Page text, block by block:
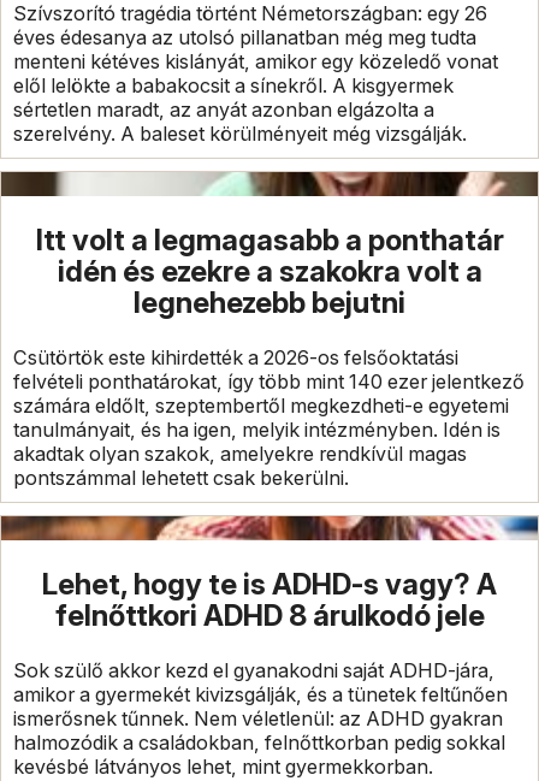
Szívszorító tragédia történt Németországban: egy 26
éves édesanya az utolsó pillanatban még meg tudta
menteni kétéves kislányát, amikor egy közeledő vonat
elől lelökte a babakocsit a sínekről. A kisgyermek
sértetlen maradt, az anyát azonban elgázolta a
szerelvény. A baleset körülményeit még vizsgálják.
Itt volt a legmagasabb a ponthatár
idén és ezekre a szakokra volt a
legnehezebb bejutni
Csütörtök este kihirdették a 2026-os felsőoktatási
felvételi ponthatárokat, így több mint 140 ezer jelentkező
számára eldőlt, szeptembertől megkezdheti-e egyetemi
tanulmányait, és ha igen, melyik intézményben. Idén is
akadtak olyan szakok, amelyekre rendkívül magas
pontszámmal lehetett csak bekerülni.
Lehet, hogy te is ADHD-s vagy? A
felnőttkori ADHD 8 árulkodó jele
Sok szülő akkor kezd el gyanakodni saját ADHD-jára,
amikor a gyermekét kivizsgálják, és a tünetek feltűnően
ismerősnek tűnnek. Nem véletlenül: az ADHD gyakran
halmozódik a családokban, felnőttkorban pedig sokkal
kevésbé látványos lehet, mint gyermekkorban.